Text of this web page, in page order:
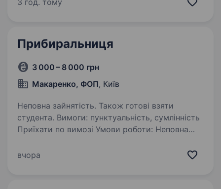
3 год. тому
Прибиральниця
3 000 – 8 000 грн
Макаренко, ФОП, Київ
Неповна зайнятість. Також готові взяти
студента. Вимоги: пунктуальність, сумлінність
Приїхати по вимозі Умови роботи: Неповна
у першій половині дня/1−3рази на тиждень.
вчора